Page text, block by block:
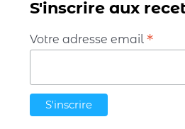
S'inscrire aux
Votre adresse email *